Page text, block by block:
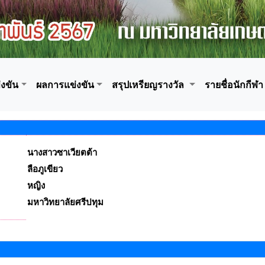
ขัน ผลการแข่งขัน สรุปเหรียญรางวัล รายชื่อนักกีฬา
นางสาวซาเวียตต้า
ลือภูเขียว
หญิง
มหาวิทยาลัยศรีปทุม